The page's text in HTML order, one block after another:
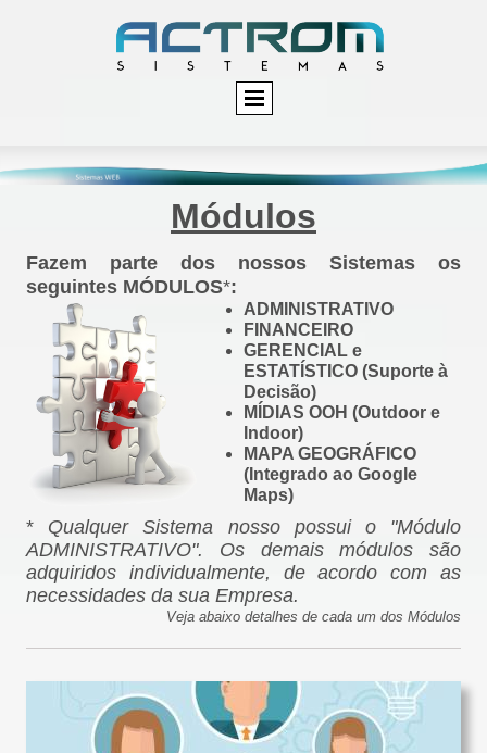
Módulos
Fazem parte dos nossos Sistemas os
seguintes MÓDULOS*:
ADMINISTRATIVO
FINANCEIRO
GERENCIAL e
ESTATÍSTICO (Suporte à
Decisão)
MÍDIAS OOH (Outdoor e
Indoor)
MAPA GEOGRÁFICO
(Integrado ao Google
Maps)
*
Qualquer Sistema nosso possui o "Módulo
ADMINISTRATIVO". Os demais módulos são
adquiridos individualmente, de acordo com as
necessidades da sua Empresa.
Veja abaixo detalhes de cada um dos Módulos